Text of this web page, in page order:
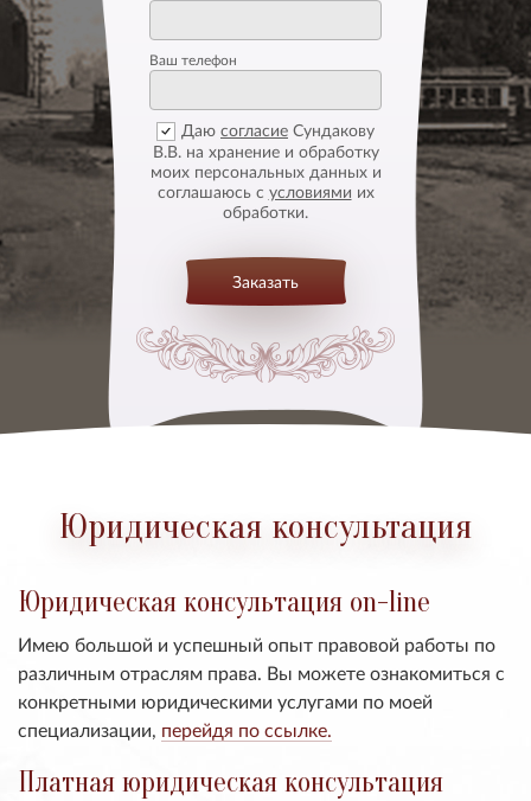
Ваш телефон
Даю согласие Сундакову
В.В. на хранение и обработку
моих персональных данных и
соглашаюсь с условиями их
обработки.
Заказать
Юридическая консультация
Юридическая консультация on-line
Имею большой и успешный опыт правовой работы по
различным отраслям права. Вы можете ознакомиться с
конкретными юридическими услугами по моей
специализации, перейдя по ссылке.
Платная юридическая консультация